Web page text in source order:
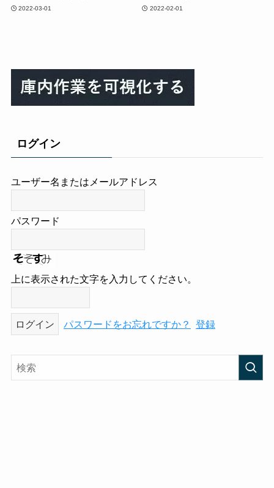
2022-03-01 2022-02-01
ログイン
ユーザー名またはメールアドレス
パスワード
上に表示された文字を入力してください。
パスワードをお忘れですか？ 登録